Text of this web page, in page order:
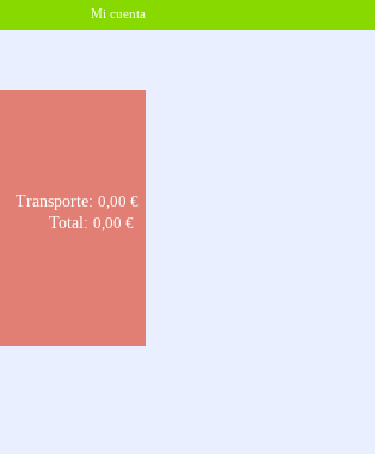
Mi cuenta
Transporte: 0,00 €
Total: 0,00 €